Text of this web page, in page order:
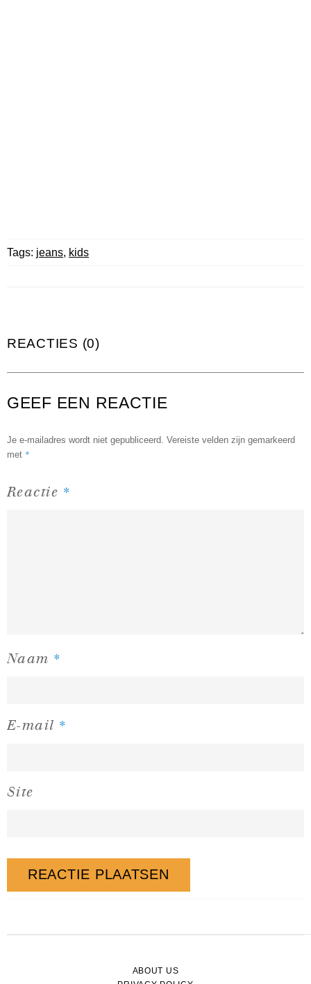
Tags: jeans, kids
REACTIES (0)
GEEF EEN REACTIE
Je e-mailadres wordt niet gepubliceerd. Vereiste velden zijn gemarkeerd
met *
Reactie *
Naam *
E-mail *
Site
ABOUT US